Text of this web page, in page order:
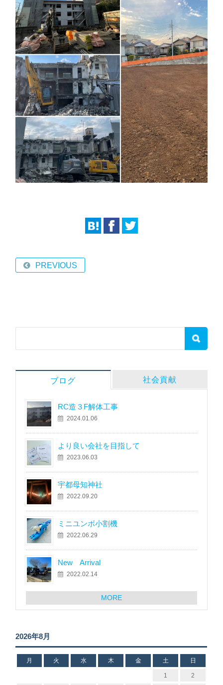
PREVIOUS
ブログ 社会貢献
RC造３F解体工事
2024.01.06
より良い会社を目指して
2023.06.03
宇都母知神社
2022.09.20
ミニユンボ小割機
2022.06.29
New Arrival
2022.02.14
MORE
2026年8月
月 火 水 木 金 土 日
1 2